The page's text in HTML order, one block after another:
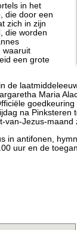
in het
die door een
zich in zijn
die worden
waaruit
een grote
de
Maria
na
van-Jezus-maand
in antifonen,
uur en de